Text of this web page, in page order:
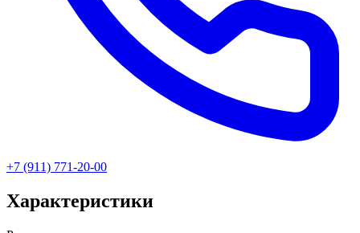
+7 (911) 771-20-00
Характеристики